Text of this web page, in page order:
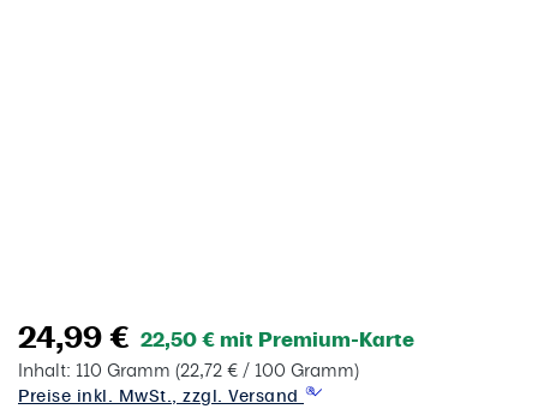
24,99 € 22,50 € mit Premium-Karte
Inhalt: 110 Gramm (22,72 € / 100 Gramm)
Preise inkl. MwSt., zzgl. Versand